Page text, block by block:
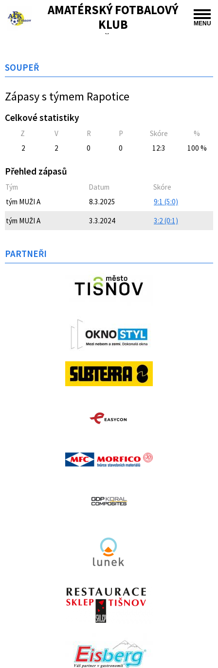
MENU
AMATÉRSKÝ FOTBALOVÝ
KLUB
TIŠNOV
SOUPEŘ
Zápasy s týmem Rapotice
Celkové statistiky
Z V R P Skóre
%
2
2 0 0 12:3 100 %
Přehled zápasů
Tým Datum
Skóre
tým MUŽI A
8.3.2025 9:1 (5:0)
tým MUŽI A 3.3.2024 3:2 (0:1)
PARTNEŘI